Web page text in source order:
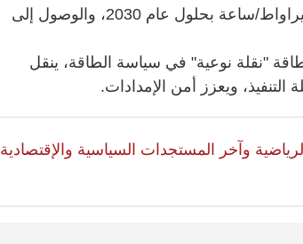
إلى زيادة إنتاج الطاقة المتجددة إلى 30 تيراواط/ساعة بحلول عام 2030، والوصول إلى
"نقلة نوعية" في سياسة الطاقة، ينقل
ويعزز أمن الإمدادات.
وآخر المستجدات السياسية والإقتصادية